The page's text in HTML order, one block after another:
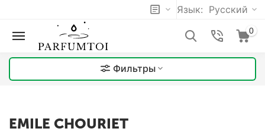
Язык: Русский
0
Фильтры
EMILE CHOURIET